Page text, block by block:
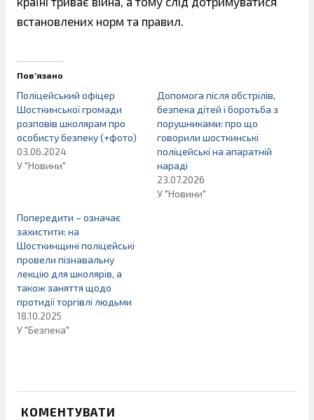
встановлених норм та правил.
Пов’язано
Поліцейський офіцер
Шосткинської громади
розповів школярам про
особисту безпеку (+фото)
03.06.2024
У "Новини"
Допомога після обстрілів,
безпека дітей і боротьба з
порушниками: про що
говорили шосткинські
поліцейські на апаратній
нараді
23.07.2026
У "Новини"
Попередити – означає
захистити: на
Шосткинщині поліцейські
провели пізнавальну
лекцію для школярів, а
також заняття щодо
протидії торгівлі людьми
18.10.2025
У "Безпека"
КОМЕНТУВАТИ